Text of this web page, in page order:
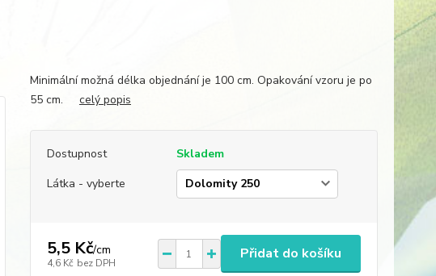
Minimální možná délka objednání je 100 cm. Opakování vzoru je po
55 cm. celý popis
Dostupnost
Skladem
Látka - vyberte
5,5 Kč/cm
4,6 Kč bez DPH
Přidat do košíku